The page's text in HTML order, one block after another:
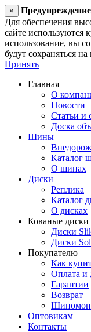
×
Предупреждение
Для обеспечения
сайте используются
использование, вы
будут сохраняться
Принять
Главная
О
Новости
Статьи и
Доска
Шины
Каталог
О шинах
Диски
Реплика
Каталог
О дисках
Кованые диски
Диски
Диски
Покупателю
Как
Оплата и
Гарантии
Возврат
Оптовикам
Контакты